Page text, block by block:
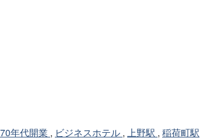
年代開業 , ビジネスホテル , 上野駅 , 稲荷町駅